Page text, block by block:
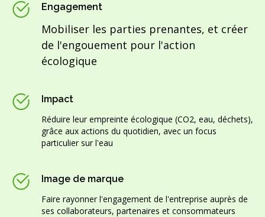
Engagement
Mobiliser les parties prenantes, et créer
de l'engouement pour l'action
écologique
Impact
Réduire leur empreinte écologique (CO2, eau, déchets),
grâce aux actions du quotidien, avec un focus
particulier sur l'eau
Image de marque
Faire rayonner l'engagement de l'entreprise auprès de
ses collaborateurs, partenaires et consommateurs